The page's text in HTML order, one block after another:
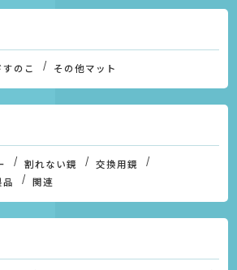
のこ その他マット
割れない鏡
交換用鏡
品 関連